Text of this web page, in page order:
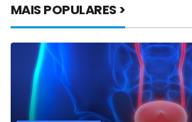
MAIS POPULARES >